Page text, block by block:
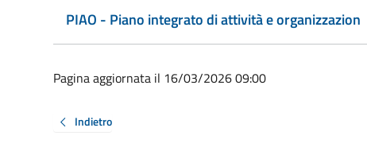
PIAO - Piano integrato di attività e organizzazion
Pagina aggiornata il 16/03/2026 09:00
Indietro